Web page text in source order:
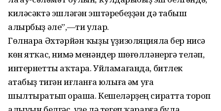
киләсәктә эшләгән эштәребеҙҙән дә табыш
алырбыҙ әле”,—ти улар.
Гөлнара Әхтәрйән ҡыҙы үҙизоляцияла бер нисә
көн ятҡас, нимә менәндер шөғөлләнергә теләп,
интернетты аҡтара. Уйламағанда, битлек
һатабыҙ тигән иғланға юлыға һәм уға
шылтыратып һораша. Кешеләрҙең сиратта тороп